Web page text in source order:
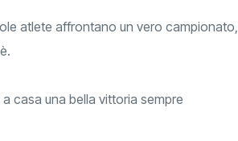
atlete affrontano un vero campionato,
casa una bella vittoria sempre